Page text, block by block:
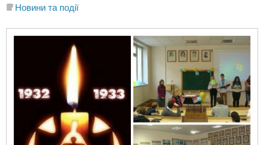
Новини та події